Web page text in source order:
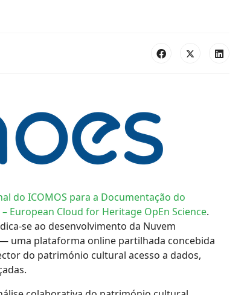
do ICOMOS para a Documentação do
– European Cloud for Heritage OpEn Science.
se ao desenvolvimento da Nuvem
uma plataforma online partilhada concebida
do património cultural acesso a dados,